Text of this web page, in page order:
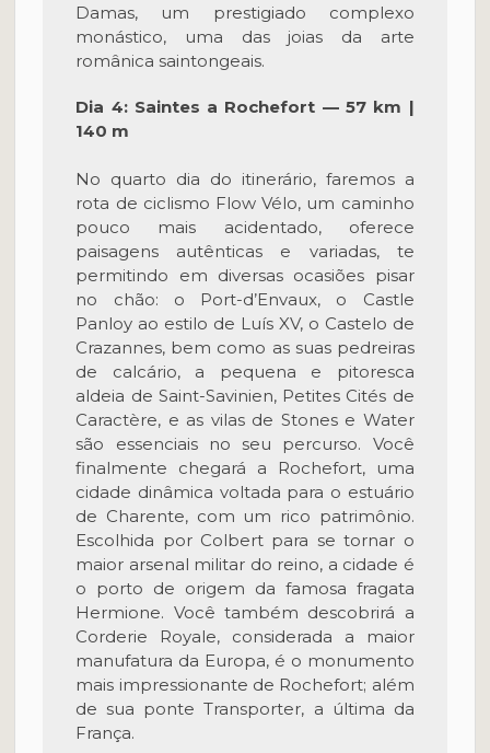
Damas, um prestigiado complexo
monástico, uma das joias da arte
românica saintongeais.
Dia 4: Saintes a Rochefort — 57 km |
140 m
No quarto dia do itinerário, faremos a
rota de ciclismo Flow Vélo, um caminho
pouco mais acidentado, oferece
paisagens autênticas e variadas, te
permitindo em diversas ocasiões pisar
no chão: o Port-d’Envaux, o Castle
Panloy ao estilo de Luís XV, o Castelo de
Crazannes, bem como as suas pedreiras
de calcário, a pequena e pitoresca
aldeia de Saint-Savinien, Petites Cités de
Caractère, e as vilas de Stones e Water
são essenciais no seu percurso. Você
finalmente chegará a Rochefort, uma
cidade dinâmica voltada para o estuário
de Charente, com um rico patrimônio.
Escolhida por Colbert para se tornar o
maior arsenal militar do reino, a cidade é
o porto de origem da famosa fragata
Hermione. Você também descobrirá a
Corderie Royale, considerada a maior
manufatura da Europa, é o monumento
mais impressionante de Rochefort; além
de sua ponte Transporter, a última da
França.